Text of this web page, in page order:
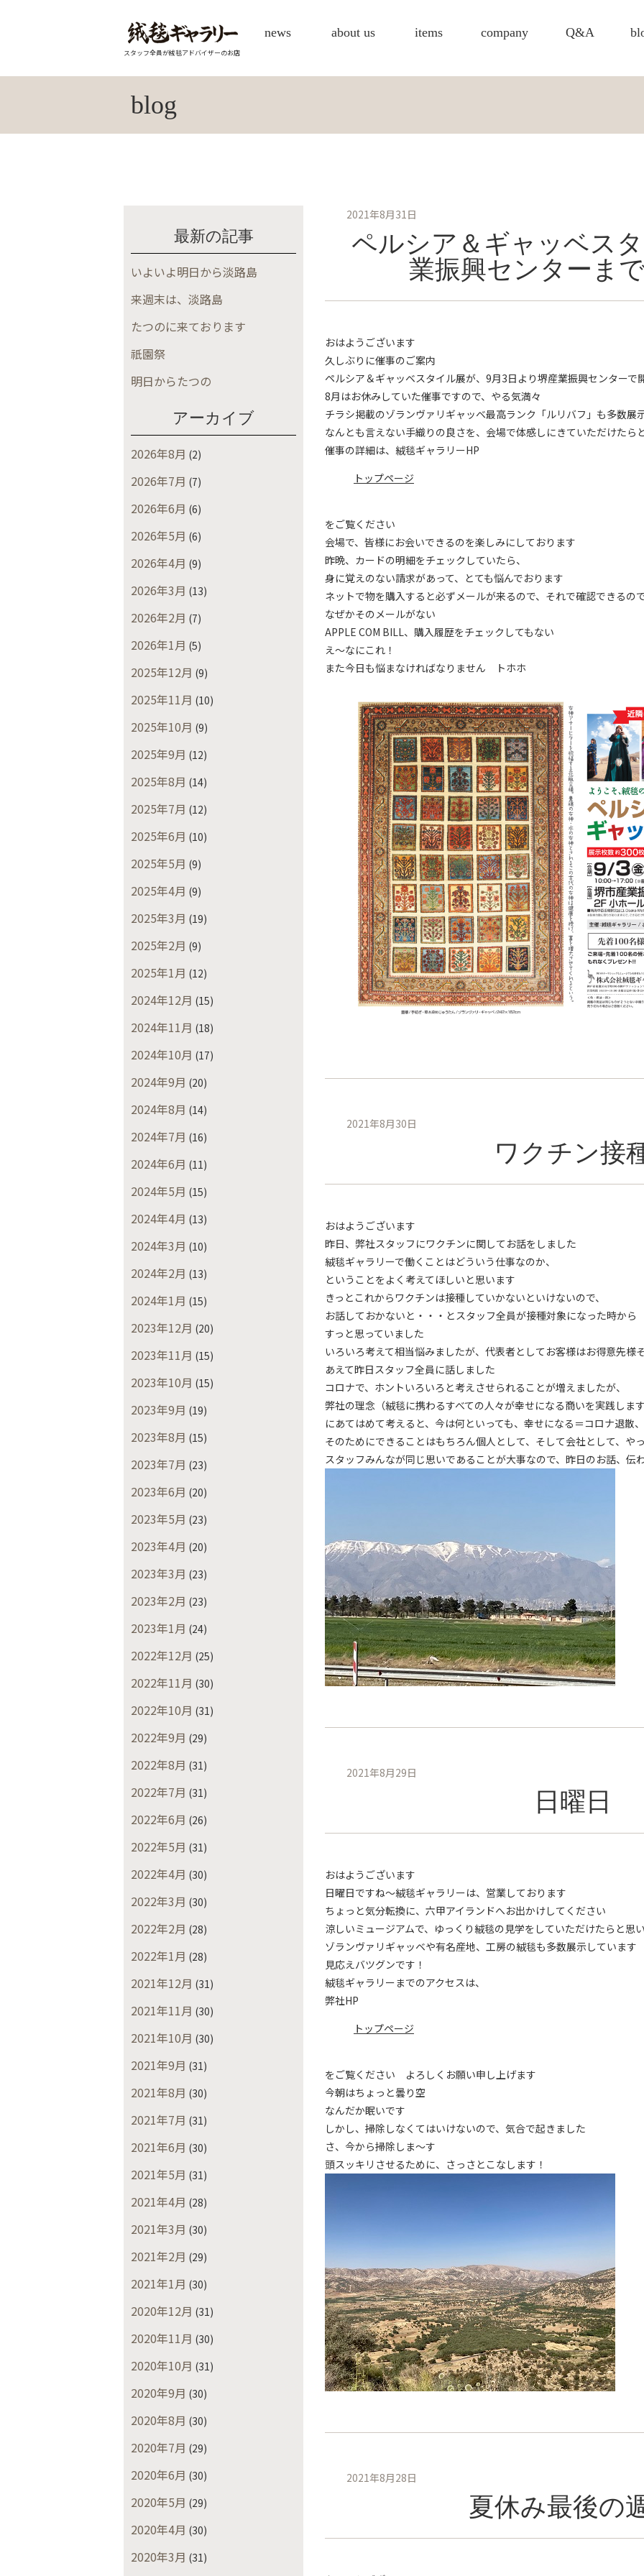
スタッフ全員が絨毯アドバイザーのお店
news about us items company Q&A
blog
最新の記事
いよいよ明日から淡路島
来週末は、淡路島
たつのに来ております
祇園祭
明日からたつの
アーカイブ
2026年8月 (2)
2026年7月 (7)
2026年6月 (6)
2026年5月 (6)
2026年4月 (9)
2026年3月 (13)
2026年2月 (7)
2026年1月 (5)
2025年12月 (9)
2025年11月 (10)
2025年10月 (9)
2025年9月 (12)
2025年8月 (14)
2025年7月 (12)
2025年6月 (10)
2025年5月 (9)
2025年4月 (9)
2025年3月 (19)
2025年2月 (9)
2025年1月 (12)
2024年12月 (15)
2024年11月 (18)
2024年10月 (17)
2024年9月 (20)
2024年8月 (14)
2024年7月 (16)
2024年6月 (11)
2024年5月 (15)
2024年4月 (13)
2024年3月 (10)
2024年2月 (13)
2024年1月 (15)
2023年12月 (20)
2023年11月 (15)
2023年10月 (15)
2023年9月 (19)
2023年8月 (15)
2023年7月 (23)
2023年6月 (20)
2023年5月 (23)
2023年4月 (20)
2023年3月 (23)
2023年2月 (23)
2023年1月 (24)
2022年12月 (25)
2022年11月 (30)
2022年10月 (31)
2022年9月 (29)
2022年8月 (31)
2022年7月 (31)
2022年6月 (26)
2022年5月 (31)
2022年4月 (30)
2022年3月 (30)
2022年2月 (28)
2022年1月 (28)
2021年12月 (31)
2021年11月 (30)
2021年10月 (30)
2021年9月 (31)
2021年8月 (30)
2021年7月 (31)
2021年6月 (30)
2021年5月 (31)
2021年4月 (28)
2021年3月 (30)
2021年2月 (29)
2021年1月 (30)
2020年12月 (31)
2020年11月 (30)
2020年10月 (31)
2020年9月 (30)
2020年8月 (30)
2020年7月 (29)
2020年6月 (30)
2020年5月 (29)
2020年4月 (30)
2020年3月 (31)
2021年8月31日
ペルシア＆ギャッベス
業振興センターま
おはようございます
久しぶりに催事のご案内
ペルシア＆ギャッベスタイル展が、9月3日より堺産業振興センターで
8月はお休みしていた催事ですので、やる気満々
チラシ掲載のゾランヴァリギャッベ最高ランク「ルリバフ」も多数展
なんとも言えない手織りの良さを、会場で体感しにきていただけたら
催事の詳細は、絨毯ギャラリーHP
トップページ
をご覧ください
会場で、皆様にお会いできるのを楽しみにしております
昨晩、カードの明細をチェックしていたら、
身に覚えのない請求があって、とても悩んでおります
ネットで物を購入すると必ずメールが来るので、それで確認できるの
なぜかそのメールがない
APPLE COM BILL、購入履歴をチェックしてもない
え～なにこれ！
また今日も悩まなければなりません トホホ
2021年8月30日
ワクチン接
おはようございます
昨日、弊社スタッフにワクチンに関してお話をしました
絨毯ギャラリーで働くことはどういう仕事なのか、
ということをよく考えてほしいと思います
きっとこれからワクチンは接種していかないといけないので、
お話しておかないと・・・とスタッフ全員が接種対象になった時から
すっと思っていました
いろいろ考えて相当悩みましたが、代表者としてお客様はお得意先様
あえて昨日スタッフ全員に話しました
コロナで、ホントいろいろと考えさせられることが増えましたが、
弊社の理念（絨毯に携わるすべての人々が幸せになる商いを実践しま
にあてはめて考えると、今は何といっても、幸せになる＝コロナ退散
そのためにできることはもちろん個人として、そして会社として、や
スタッフみんなが同じ思いであることが大事なので、昨日のお話、伝
2021年8月29日
日曜日
おはようございます
日曜日ですね～絨毯ギャラリーは、営業しております
ちょっと気分転換に、六甲アイランドへお出かけしてください
涼しいミュージアムで、ゆっくり絨毯の見学をしていただけたらと思
ゾランヴァリギャッベや有名産地、工房の絨毯も多数展示しています
見応えバツグンです！
絨毯ギャラリーまでのアクセスは、
弊社HP
トップページ
をご覧ください よろしくお願い申し上げます
今朝はちょっと曇り空
なんだか眠いです
しかし、掃除しなくてはいけないので、気合で起きました
さ、今から掃除しま～す
頭スッキリさせるために、さっさとこなします！
2021年8月28日
夏休み最後の